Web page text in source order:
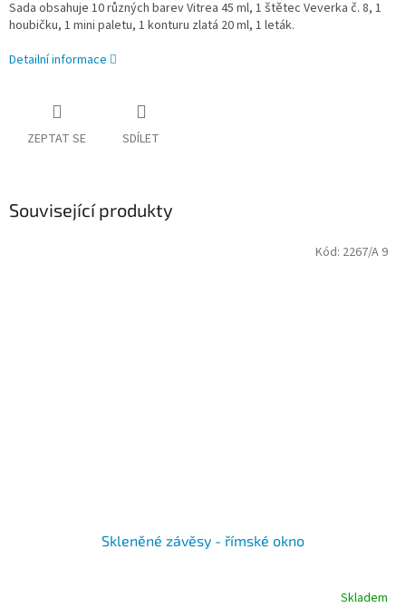
Sada obsahuje 10 různých barev Vitrea 45 ml, 1 štětec Veverka č. 8, 1
houbičku, 1 mini paletu, 1 konturu zlatá 20 ml, 1 leták.
Detailní informace
ZEPTAT SE SDÍLET
Související produkty
Skleněné závěsy - římské okno
Skladem
Kód: 2267/A 9